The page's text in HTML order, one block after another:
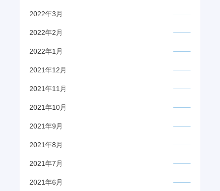
2022年3月
2022年2月
2022年1月
2021年12月
2021年11月
2021年10月
2021年9月
2021年8月
2021年7月
2021年6月